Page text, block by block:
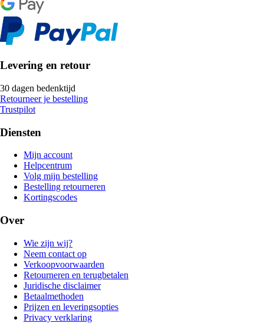
Levering en retour
30 dagen bedenktijd
Retourneer je bestelling
Trustpilot
Diensten
Mijn account
Helpcentrum
Volg mijn bestelling
Bestelling retourneren
Kortingscodes
Over
Wie zijn wij?
Neem contact op
Verkoopvoorwaarden
Retourneren en terugbetalen
Juridische disclaimer
Betaalmethoden
Prijzen en leveringsopties
Privacy verklaring